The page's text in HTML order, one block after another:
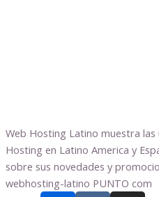
Web Hosting Latino muestra
Hosting en Latino America y
sobre sus novedades y
webhosting-latino PUNTO com